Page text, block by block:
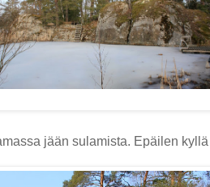
jään sulamista. Epäilen